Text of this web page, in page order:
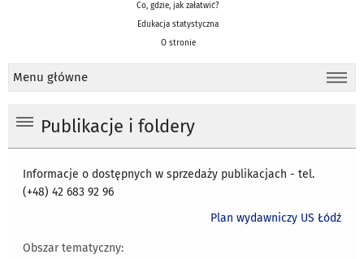
Co, gdzie, jak załatwić?
Edukacja statystyczna
O stronie
Menu główne
Publikacje i foldery
Informacje o dostępnych w sprzedaży publikacjach - tel.
(+48) 42 683 92 96
Plan wydawniczy US Łódź
Obszar tematyczny: